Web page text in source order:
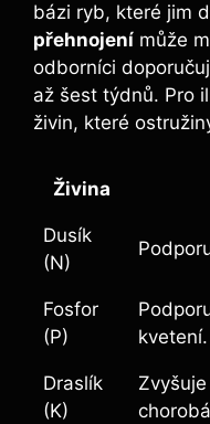
bázi ryb, které jim
přehnojení může
odborníci
až šest týdnů. Pro
živin, které
Živina
Dusík
(N)
Fosfor
(P)
kvetení.
Draslík
(K)